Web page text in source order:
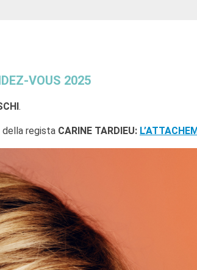
VOUS 2025
.
della regista CARINE TARDIEU: